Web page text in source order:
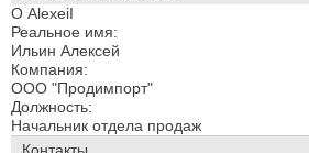
О AlexeiI
Реальное имя:
Ильин Алексей
Компания:
ООО "Продимпорт"
Должность:
Начальник отдела продаж
Контакты